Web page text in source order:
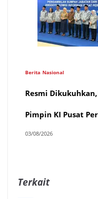
Berita Nasional
Resmi
Pimpin KI Pusat
03/08/2026
Terkait